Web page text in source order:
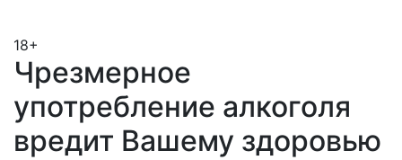
18+
Чрезмерное
употребление алкоголя
вредит Вашему здоровью